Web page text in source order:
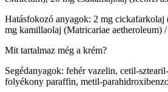
Hatásfokozó anyagok: 2 mg
mg kamillaolaj (Matricariae aetheroleum) /
Mit tartalmaz még a krém?
Segédanyagok: fehér vazelin, cetil-
folyékony paraffin, metil-